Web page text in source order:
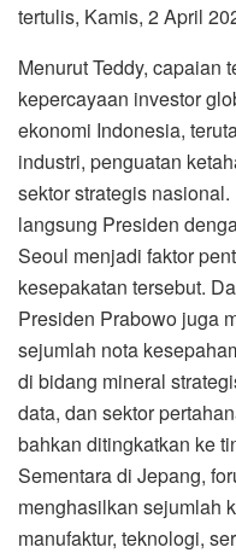
tertulis, Kamis, 2 April
Menurut Teddy, capaian
kepercayaan investor
ekonomi Indonesia,
industri, penguatan
sektor strategis
langsung Presiden
Seoul menjadi faktor
kesepakatan tersebut.
Presiden Prabowo juga
sejumlah nota
di bidang mineral
data, dan sektor
bahkan ditingkatkan ke
Sementara di Jepang,
menghasilkan sejumlah
manufaktur, teknologi,